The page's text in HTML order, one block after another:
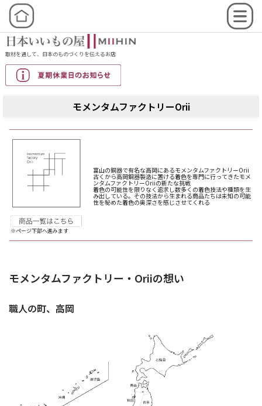
取材を通して、日本のものづくりを伝えるお店
モメンタムファクトリーOrii
※ページ下部へ進みます
富山の銅器で有名な高岡にあるモメンタムファクトリーOrii
古くから高岡銅器製造に置ける着色を専門に行ってきたモメ
ンタムファクトリーOriiの新たな挑戦
着色の可能性を限りなく追求し数多くの着色技法や種類を生
み出している。その技法から生まれる商品たちは未知の可能
性を秘めた着色の奥深さを感じさせてくれる
モメンタムファクトリー・Oriiの想い
職人の町、高岡